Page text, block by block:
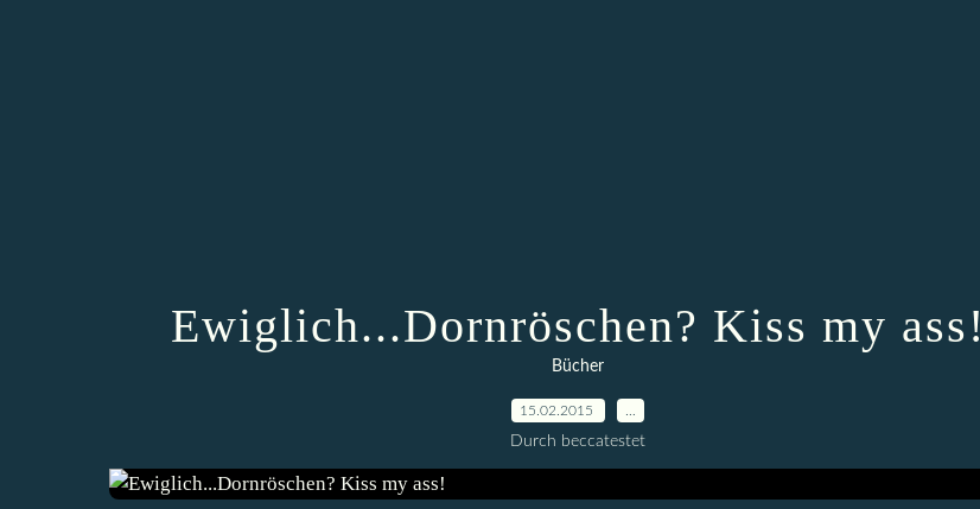
Ewiglich...Dornröschen? Kiss my ass!
Bücher
15.02.2015
Durch beccatestet